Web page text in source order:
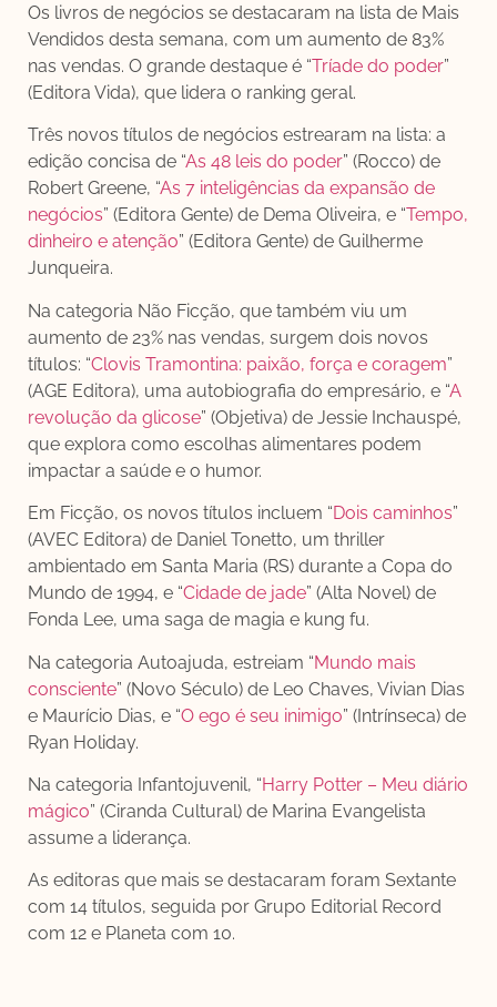
Os livros de negócios se destacaram na lista de Mais
Vendidos desta semana, com um aumento de 83%
nas vendas. O grande destaque é “Tríade do poder”
(Editora Vida), que lidera o ranking geral.
Três novos títulos de negócios estrearam na lista: a
edição concisa de “As 48 leis do poder” (Rocco) de
Robert Greene, “As 7 inteligências da expansão de
negócios” (Editora Gente) de Dema Oliveira, e “Tempo,
dinheiro e atenção” (Editora Gente) de Guilherme
Junqueira.
Na categoria Não Ficção, que também viu um
aumento de 23% nas vendas, surgem dois novos
títulos: “Clovis Tramontina: paixão, força e coragem”
(AGE Editora), uma autobiografia do empresário, e “A
revolução da glicose” (Objetiva) de Jessie Inchauspé,
que explora como escolhas alimentares podem
impactar a saúde e o humor.
Em Ficção, os novos títulos incluem “Dois caminhos”
(AVEC Editora) de Daniel Tonetto, um thriller
ambientado em Santa Maria (RS) durante a Copa do
Mundo de 1994, e “Cidade de jade” (Alta Novel) de
Fonda Lee, uma saga de magia e kung fu.
Na categoria Autoajuda, estreiam “Mundo mais
consciente” (Novo Século) de Leo Chaves, Vivian Dias
e Maurício Dias, e “O ego é seu inimigo” (Intrínseca) de
Ryan Holiday.
Na categoria Infantojuvenil, “Harry Potter – Meu diário
mágico” (Ciranda Cultural) de Marina Evangelista
assume a liderança.
As editoras que mais se destacaram foram Sextante
com 14 títulos, seguida por Grupo Editorial Record
com 12 e Planeta com 10.